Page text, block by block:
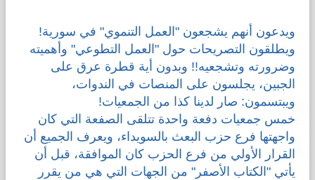
قضايا المعوقين
قضايا الأسرة
مرصد العنف والإعلام
ويدعون أنهم يشجعون "العمل التنموي" في سورية!
ويطلقون التصريحات حول "العمل التطوعي" وأهميته
وضرورته وتشجعيه!! وبدون أية قطرة عرق على
الجبين، يجلسون على المنصات في الندوات،
ويبتسمون: صار لدينا كذا من الجمعيات!
خمس جمعيات دفعة واحدة تتلقى الصفعة التي كان
واجهتها فرع حزب البعث بالسويداء، ويعرف الجميع أن
القرار الأولي من فرع الحزب كان الموافقة، قبل أن
يأتي "الكتاب الأصفر" من الجهات التي هي من يقرر